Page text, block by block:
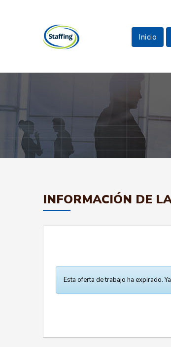
Inicio
INFORMACIÓN DE
Esta oferta de trabajo ha expirado.